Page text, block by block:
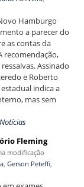
Hamburgo
a parecer do
as contas da
recomendação,
Assinado
e Roberto
indica a
mas sem
Notícias
Fleming
modificação
, Gerson Peteffi,